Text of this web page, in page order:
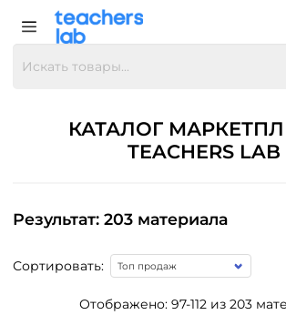
КАТАЛОГ
TEACHERS LAB
Результат: 203 материала
Сортировать:
Отображено: 97-112 из 203